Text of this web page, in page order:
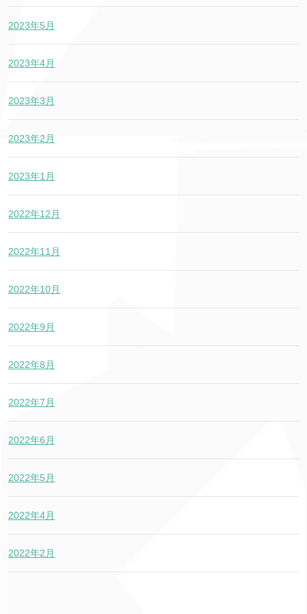
2023年5月
2023年4月
2023年3月
2023年2月
2023年1月
2022年12月
2022年11月
2022年10月
2022年9月
2022年8月
2022年7月
2022年6月
2022年5月
2022年4月
2022年2月